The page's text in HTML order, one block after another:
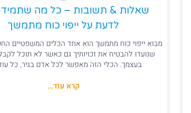
שאלות & תשובות – כל מה שתמיד
לדעת על ייפוי כוח מתמשך
מבוא ייפוי כוח מתמשך הוא אחד הכלים המשפטיים
שנועדו להבטיח את זכויותיך גם כאשר לא תוכל
בעצמך. הכלי הזה מאפשר לכל אדם בגיר, כל
קרא עוד...